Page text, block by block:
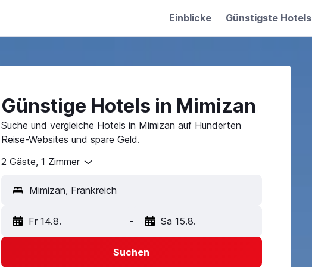
Einblicke Günstigste Hotels
Günstige Hotels in Mimizan
Suche und vergleiche Hotels in Mimizan auf Hunderten
Reise-Websites und spare Geld.
2 Gäste, 1 Zimmer
Fr 14.8. - Sa 15.8.
Suchen